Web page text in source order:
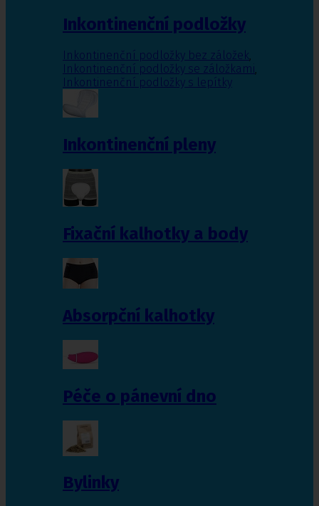
Inkontinenční podložky
Inkontinenční podložky bez záložek,
Inkontinenční podložky se záložkami,
Inkontinenční podložky s lepítky
Inkontinenční pleny
Fixační kalhotky a body
Absorpční kalhotky
Péče o pánevní dno
Bylinky